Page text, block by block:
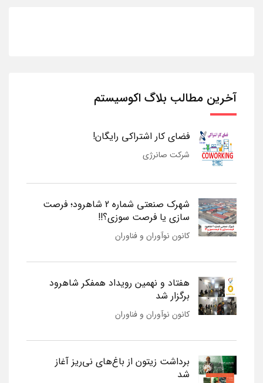
آخرین مطالب بلاگ اکوسیستم
فضای کار اشتراکی رایگان!
شرکت صانرژی
شهرک صنعتی شماره 2 شاهرود؛ فرصت
سازی یا فرصت سوزی؟!!
کانون نوآوران و فناوران
هفتاد و نهمین رویداد همفکر شاهرود
برگزار شد
کانون نوآوران و فناوران
برداشت زیتون از باغ‌های نی‌ریز آغاز
شد